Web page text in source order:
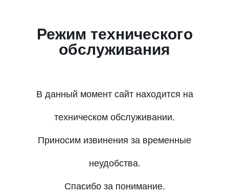
Режим технического
обслуживания
В данный момент сайт находится на
техническом обслуживании.
Приносим извинения за временные
неудобства.
Спасибо за понимание.